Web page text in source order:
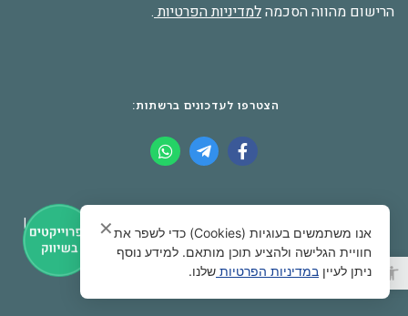
פתח סרגל נגישות
הרישום מהווה הסכמהלמדיניות הפרטיות.
הצטרפו לעדכונים ברשתות:
יצירת קשר|
שכונת צמרת בפייסבוק|מדיניות פרטיות
אנו משתמשים בעוגיות (Cookies) כדי לשפר את
חוויית הגלישה ולהציע תוכן מותאם. למידע נוסף
ניתן לעיין במדיניות הפרטיות שלנו.
✕